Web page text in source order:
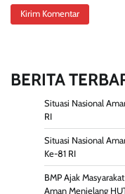
BERITA
Situasi Nasional
RI
Situasi Nasional
Ke-81 RI
BMP Ajak
Aman Menjelang